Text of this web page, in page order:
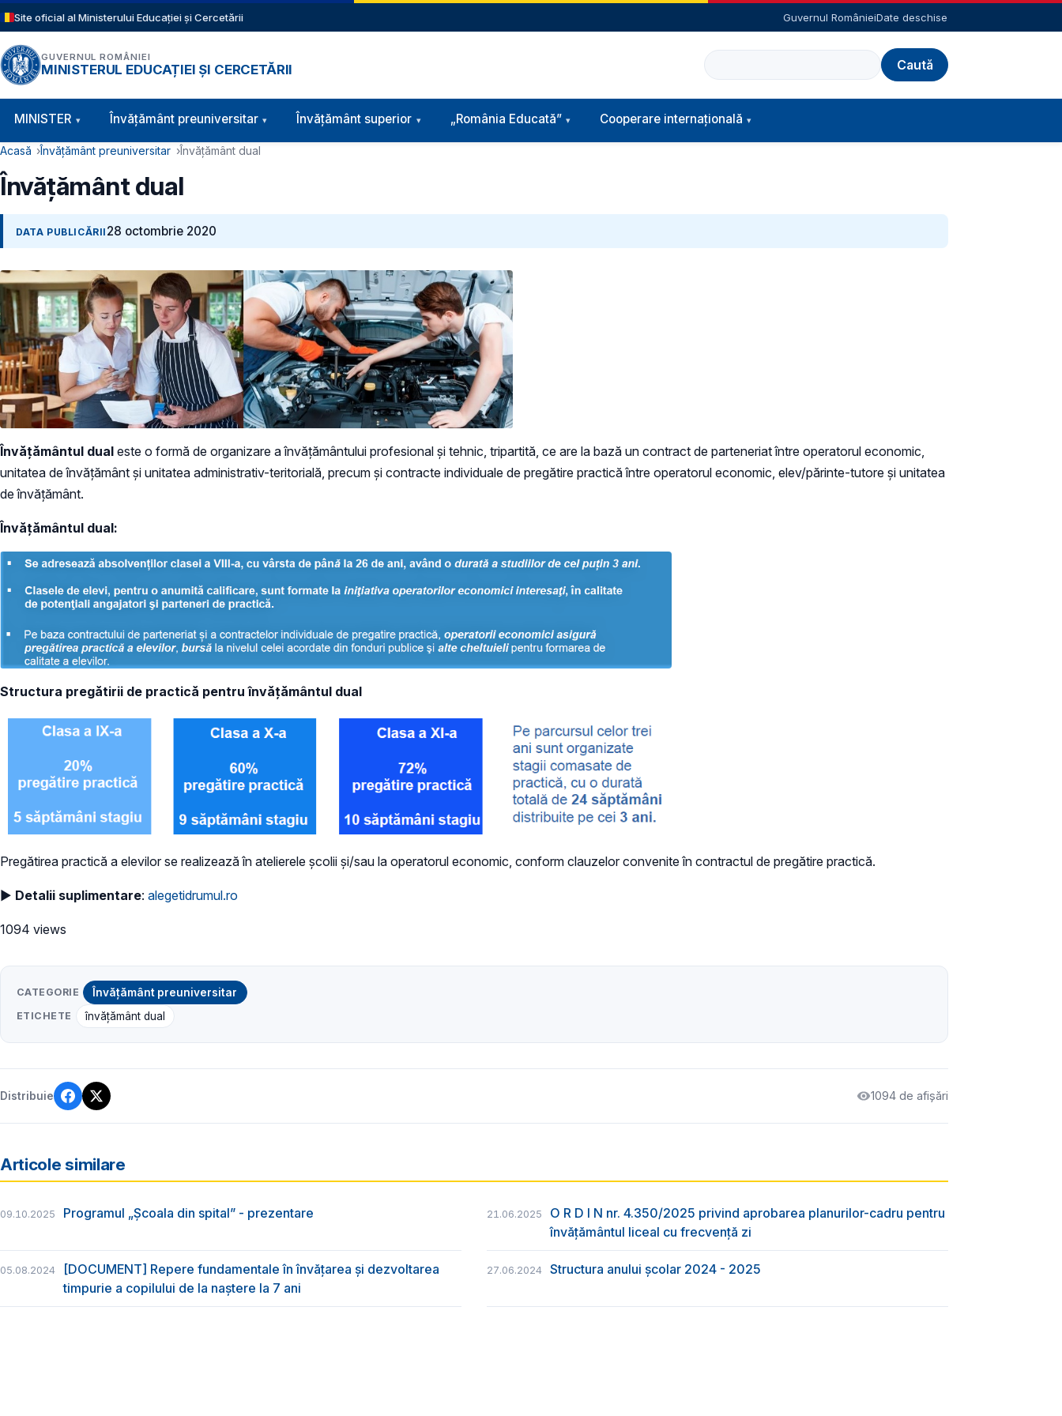
Sari la conținutul principal
Site oficial al Ministerului Educației și Cercetării Guvernul RomânieiDate deschise
GUVERNUL ROMÂNIEI
MINISTERUL EDUCAȚIEI ȘI CERCETĂRII
Caută
Navigație principală
MINISTER Învăţământ preuniversitar Învățământ superior „România Educată” Cooperare internațională
Cale de navigare
Acasă Învățământ preuniversitar Învățământ dual
Învățământ dual
DATA PUBLICĂRII 28 octombrie 2020
Învățământul dual este o formă de organizare a învățământului profesional și tehnic, tripartită, ce are la bază un contract de parteneriat între operatorul economic,
unitatea de învățământ și unitatea administrativ-teritorială, precum și contracte individuale de pregătire practică între operatorul economic, elev/părinte-tutore și unitatea
de învățământ.
Învățământul dual:
Structura pregătirii de practică pentru învățământul dual
Pregătirea practică a elevilor se realizează în atelierele școlii și/sau la operatorul economic, conform clauzelor convenite în contractul de pregătire practică.​
► Detalii suplimentare: alegetidrumul.ro
1094 views
CATEGORIE Învățământ preuniversitar
ETICHETE învățământ dual
Distribuie 1094 de afișări
Articole similare
09.10.2025 Programul „Școala din spital” - prezentare 21.06.2025
O R D I N nr. 4.350/2025 privind aprobarea planurilor-cadru pentru
învățământul liceal cu frecvență zi
05.08.2024
[DOCUMENT] Repere fundamentale în învățarea și dezvoltarea
timpurie a copilului de la naștere la 7 ani
27.06.2024 Structura anului școlar 2024 - 2025